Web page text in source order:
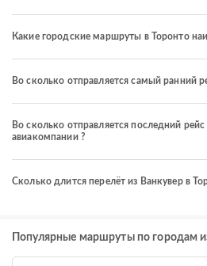
Какие городские маршруты в Торонто
Во сколько отправляется самый ранний
Во сколько отправляется последний
авиакомпании ?
Сколько длится перелёт из Ванкувер в
Популярные маршруты по городам